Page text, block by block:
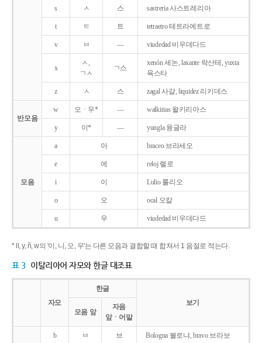
s ㅅ 스 sastreria 사스트레리아
t ㅌ 트 tetraetro 테트라에트로
v ㅂ ― viudedad 비우데다드
x
ㅅ,
ㄱㅅ
ㄱ스
xenón 세논, laxante 락산테, yuxta
육스타
z ㅅ 스 zagal 사갈, liquidez 리키데스
반모음
w 오ㆍ우* ― walkirias 왈키리아스
y 이* ― yungla 융글라
모음
a 아 braceo 브라세오
e 에 reloj 렐로
i 이 Lulio 룰리오
o 오 ocal 오칼
u 우 viudedad 비우데다드
* ll, y, ñ, w의 '이, 니, 오, 우'는 다른 모음과 결합할 때 합쳐서 1 음절로 적는다.
표 3 이탈리아어 자모와 한글 대조표
자모
한글
보기
모음 앞
자음
앞ㆍ어말
b ㅂ 브 Bologna 볼로냐, bravo 브라보